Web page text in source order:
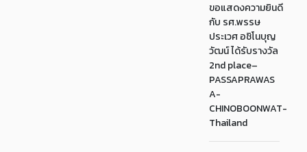
ขอแสดงความยินดี
กับ รศ.พรรษ
ประเวศ อชิโนบุญ
วัฒน์ ได้รับรางวัล
2nd place–
PASSAPRAWAS
A-
CHINOBOONWAT-
Thailand